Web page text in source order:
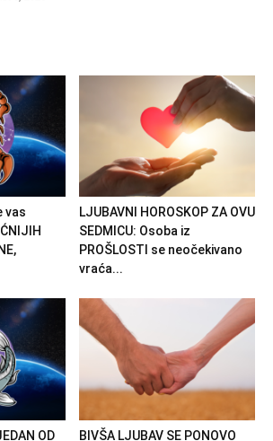
vas
LJUBAVNI HOROSKOP ZA OVU
SEDMICU: Osoba iz
PROŠLOSTI se neočekivano
vraća...
OD
BIVŠA LJUBAV SE PONOVO